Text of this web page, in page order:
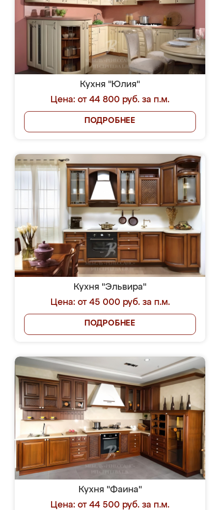
Кухня "Юлия"
Цена: от 44 800 руб. за п.м.
ПОДРОБНЕЕ
Кухня "Эльвира"
Цена: от 45 000 руб. за п.м.
ПОДРОБНЕЕ
Кухня "Фаина"
Цена: от 44 500 руб. за п.м.